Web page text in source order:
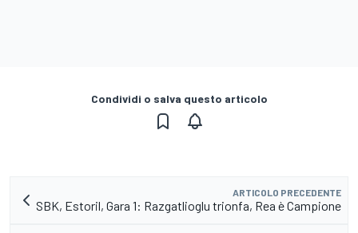
Condividi o salva questo articolo
ARTICOLO PRECEDENTE
SBK, Estoril, Gara 1: Razgatlioglu trionfa, Rea è Campione